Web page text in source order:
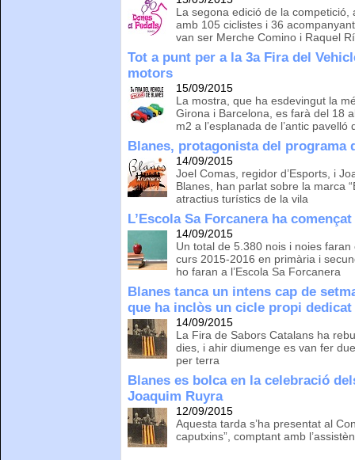
La segona edició de la
amb 105 ciclistes i 36
van ser Merche Comino i Raquel
Tot a punt per a la 3a Fira del
motors
15/09/2015
La mostra, que ha esdevingut la
Girona i Barcelona, es farà del 18
m2 a l’esplanada de l’antic pavelló
Blanes, protagonista del programa
14/09/2015
Joel Comas, regidor d’Esports, i
Blanes, han parlat sobre la marca
atractius turístics de la vila
L’Escola Sa Forcanera ha
14/09/2015
Un total de 5.380 nois i noies
curs 2015-2016 en primària i
ho faran a l’Escola Sa Forcanera
Blanes tanca un intens cap de
que ha inclòs un cicle propi
14/09/2015
La Fira de Sabors Catalans ha
dies, i ahir diumenge es van fer
per terra
Blanes es bolca en la celebració
Joaquim Ruyra
12/09/2015
Aquesta tarda s’ha presentat al
caputxins”, comptant amb